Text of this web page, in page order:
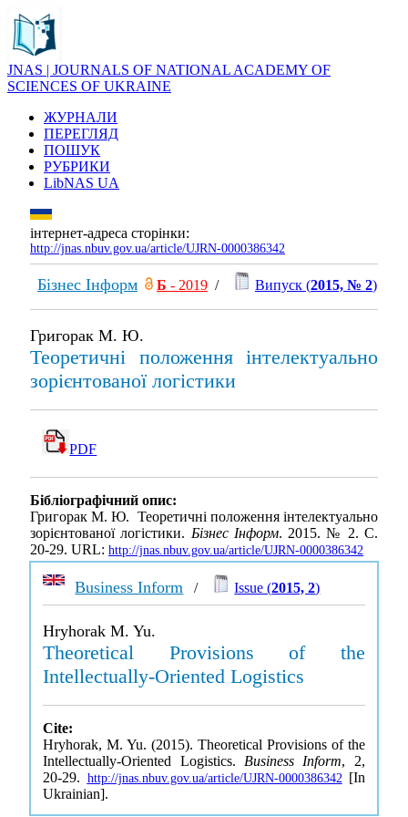
JNAS | JOURNALS OF NATIONAL ACADEMY OF
SCIENCES OF UKRAINE
ЖУРНАЛИ
ПЕРЕГЛЯД
ПОШУК
РУБРИКИ
LibNAS UA
інтернет-адреса сторінки:
http://jnas.nbuv.gov.ua/article/UJRN-0000386342
Бізнес Інформ Б - 2019 / Випуск (2015, № 2)
Григорак М. Ю.
Теоретичні положення інтелектуально
зорієнтованої логістики
PDF
Бібліографічний опис:
Григорак М. Ю. Теоретичні положення інтелектуально
зорієнтованої логістики. Бізнес Інформ. 2015. № 2. С.
20-29. URL: http://jnas.nbuv.gov.ua/article/UJRN-0000386342
Business Inform / Issue (2015, 2)
Hryhorak M. Yu.
Theoretical Provisions of the
Intellectually-Oriented Logistics
Cite:
Hryhorak, M. Yu. (2015). Theoretical Provisions of the
Intellectually-Oriented Logistics. Business Inform, 2,
20-29. http://jnas.nbuv.gov.ua/article/UJRN-0000386342 [In
Ukrainian].